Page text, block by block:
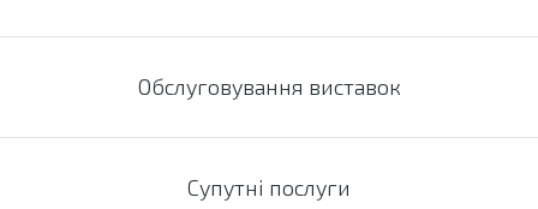
Обслуговування виставок
Супутні послуги